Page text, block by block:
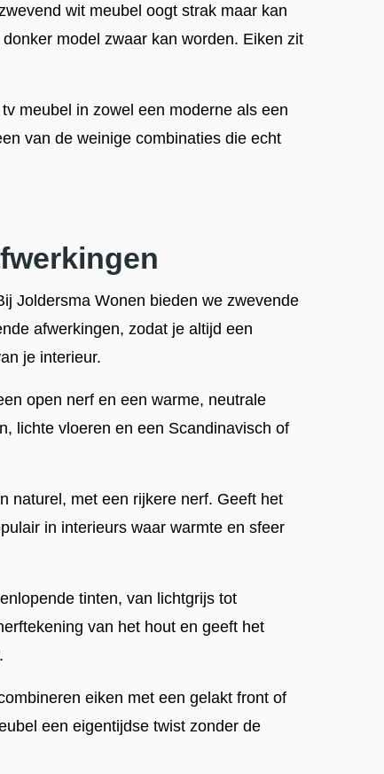
wit meubel oogt strak maar kan
model zwaar kan worden. Eiken zit
meubel in zowel een moderne als een
van de weinige combinaties die echt
Joldersma Wonen bieden we zwevende
afwerkingen, zodat je altijd een
je interieur.
open nerf en een warme, neutrale
lichte vloeren en een Scandinavisch of
naturel, met een rijkere nerf. Geeft het
in interieurs waar warmte en sfeer
tinten, van lichtgrijs tot
van het hout en geeft het
eiken met een gelakt front of
een eigentijdse twist zonder de